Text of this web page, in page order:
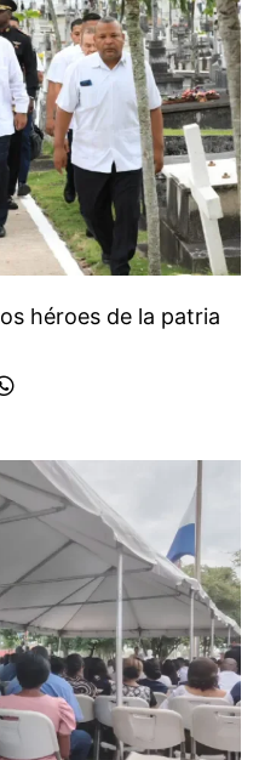
héroes de la patria